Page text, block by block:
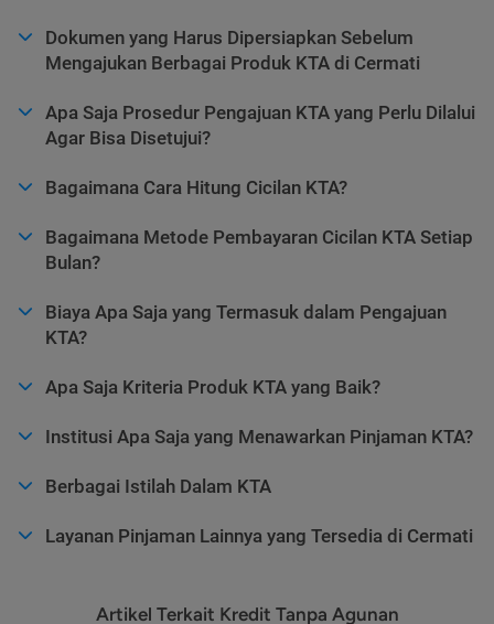
Dokumen yang Harus Dipersiapkan Sebelum
Mengajukan Berbagai Produk KTA di Cermati
Apa Saja Prosedur Pengajuan KTA yang Perlu Dilalui
Agar Bisa Disetujui?
Bagaimana Cara Hitung Cicilan KTA?
Bagaimana Metode Pembayaran Cicilan KTA Setiap
Bulan?
Biaya Apa Saja yang Termasuk dalam Pengajuan
KTA?
Apa Saja Kriteria Produk KTA yang Baik?
Institusi Apa Saja yang Menawarkan Pinjaman KTA?
Berbagai Istilah Dalam KTA
Layanan Pinjaman Lainnya yang Tersedia di Cermati
Artikel Terkait Kredit Tanpa Agunan